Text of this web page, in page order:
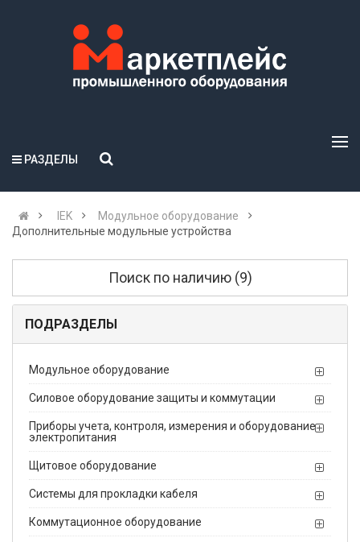
РАЗДЕЛЫ
IEK
Модульное оборудование
Дополнительные модульные устройства
Поиск по наличию (9)
ПОДРАЗДЕЛЫ
Модульное оборудование
Силовое оборудование защиты и коммутации
Приборы учета, контроля, измерения и оборудование
электропитания
Щитовое оборудование
Системы для прокладки кабеля
Коммутационное оборудование